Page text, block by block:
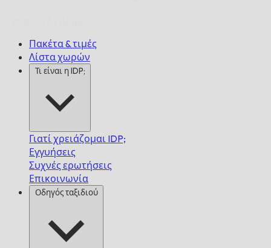
Πακέτα & τιμές
Λίστα χωρών
Τι είναι η IDP;
Γιατί χρειάζομαι IDP;
Εγγυήσεις
Συχνές ερωτήσεις
Επικοινωνία
Οδηγός ταξιδιού